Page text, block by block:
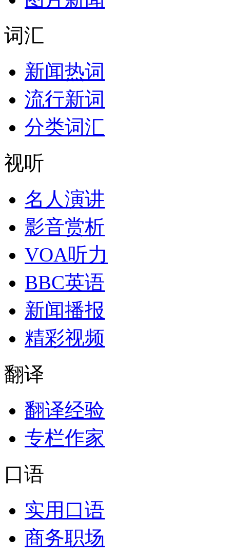
词汇
新闻热词
流行新词
分类词汇
视听
名人演讲
影音赏析
VOA听力
BBC英语
新闻播报
精彩视频
翻译
翻译经验
专栏作家
口语
实用口语
商务职场